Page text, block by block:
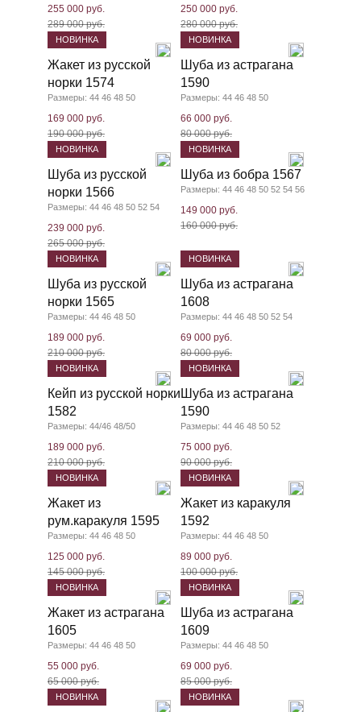
255 000 руб.
289 000 руб.
250 000 руб.
280 000 руб.
НОВИНКА
Жакет из русской
норки 1574
Размеры: 44 46 48 50
169 000 руб.
190 000 руб.
НОВИНКА
Шуба из астрагана
1590
Размеры: 44 46 48 50
66 000 руб.
80 000 руб.
НОВИНКА
Шуба из русской
норки 1566
Размеры: 44 46 48 50 52 54
239 000 руб.
265 000 руб.
НОВИНКА
Шуба из бобра 1567
Размеры: 44 46 48 50 52 54 56
149 000 руб.
160 000 руб.
НОВИНКА
Шуба из русской
норки 1565
Размеры: 44 46 48 50
189 000 руб.
210 000 руб.
НОВИНКА
Шуба из астрагана
1608
Размеры: 44 46 48 50 52 54
69 000 руб.
80 000 руб.
НОВИНКА
Кейп из русской норки
1582
Размеры: 44/46 48/50
189 000 руб.
210 000 руб.
НОВИНКА
Шуба из астрагана
1590
Размеры: 44 46 48 50 52
75 000 руб.
90 000 руб.
НОВИНКА
Жакет из
рум.каракуля 1595
Размеры: 44 46 48 50
125 000 руб.
145 000 руб.
НОВИНКА
Жакет из каракуля
1592
Размеры: 44 46 48 50
89 000 руб.
100 000 руб.
НОВИНКА
Жакет из астрагана
1605
Размеры: 44 46 48 50
55 000 руб.
65 000 руб.
НОВИНКА
Шуба из астрагана
1609
Размеры: 44 46 48 50
69 000 руб.
85 000 руб.
НОВИНКА НОВИНКА